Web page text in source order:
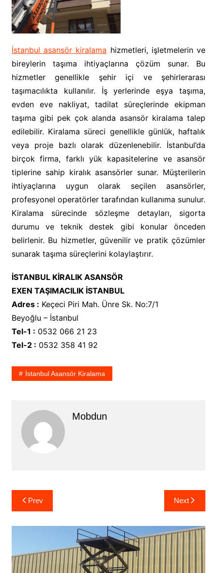
İstanbul asansör kiralama hizmetleri, işletmelerin ve
bireylerin taşıma ihtiyaçlarına çözüm sunar. Bu
hizmetler genellikle şehir içi ve şehirlerarası
taşımacılıkta kullanılır. İş yerlerinde eşya taşıma,
evden eve nakliyat, tadilat süreçlerinde ekipman
taşıma gibi pek çok alanda asansör kiralama talep
edilebilir. Kiralama süreci genellikle günlük, haftalık
veya proje bazlı olarak düzenlenebilir. İstanbul’da
birçok firma, farklı yük kapasitelerine ve asansör
tiplerine sahip kiralık asansörler sunar. Müşterilerin
ihtiyaçlarına uygun olarak seçilen asansörler,
profesyonel operatörler tarafından kullanıma sunulur.
Kiralama sürecinde sözleşme detayları, sigorta
durumu ve teknik destek gibi konular önceden
belirlenir. Bu hizmetler, güvenilir ve pratik çözümler
sunarak taşıma süreçlerini kolaylaştırır.
İSTANBUL KİRALIK ASANSÖR
EXEN TAŞIMACILIK İSTANBUL
Adres : Keçeci Piri Mah. Ünre Sk. No:7/1
Beyoğlu – İstanbul
Tel-1 : 0532 066 21 23
Tel-2 : 0532 358 41 92
İstanbul Asansör Kiralama
Mobdun
Yazı
gezinmesi
Prev Next